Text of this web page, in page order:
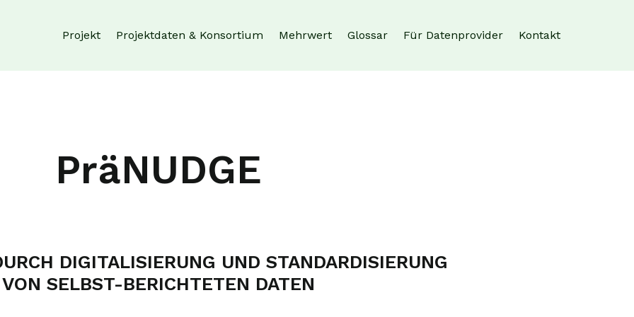
Projekt Projektdaten & Konsortium Mehrwert Glossar Für Datenprovider Kontakt
PräNUDGE
DIGITALISIERUNG UND STANDARDISIERUNG
VON SELBST-BERICHTETEN DATEN